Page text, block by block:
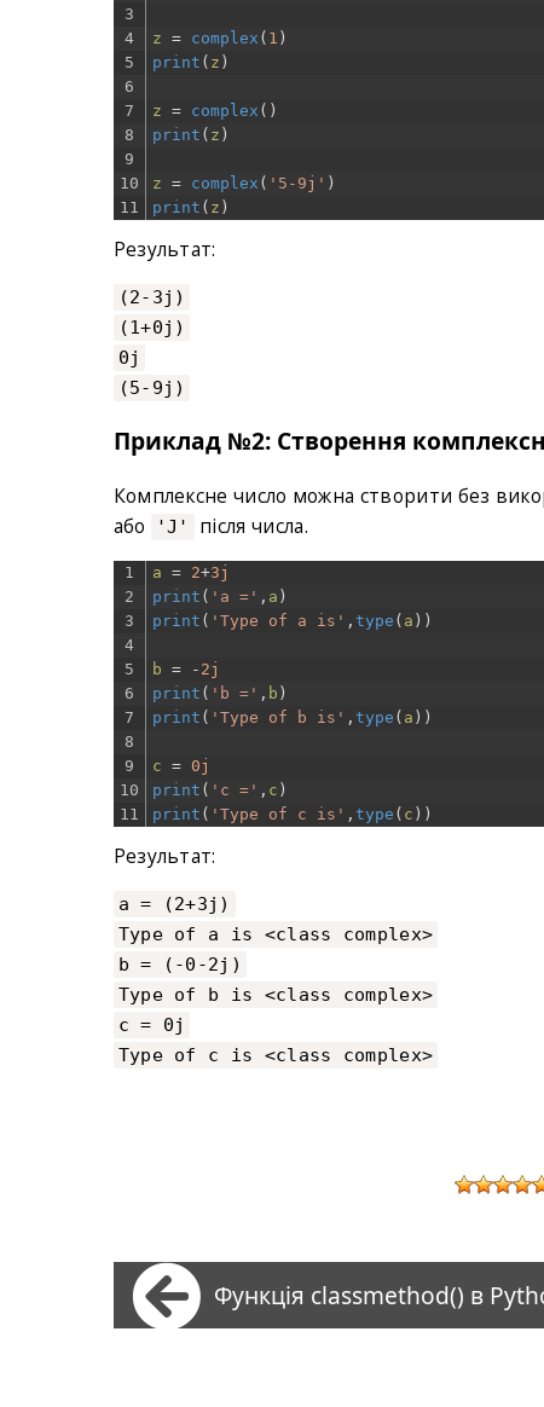
3
4
5
6
7
8
9
10
11
z = complex ( 1 )
print ( z )
z = complex ( )
print ( z )
z = complex ( '5-9j' )
print ( z )
Результат:
(2-3j)
(1+0j)
0j
(5-9j)
Приклад №2: Створення
Комплексне число можна створити без
або 'J' після числа.
1
2
3
4
5
6
7
8
9
10
11
a = 2+3j
print ( 'a =' , a )
print ( 'Type of a is' , type ( a ) )
b = - 2j
print ( 'b =' , b )
print ( 'Type of b is' , type ( a ) )
c = 0j
print ( 'c =' , c )
print ( 'Type of c is' , type ( c ) )
Результат:
a = (2+3j)
Type of a is <class complex>
b = (-0-2j)
Type of b is <class complex>
c = 0j
Type of c is <class complex>
Функція classmethod() в